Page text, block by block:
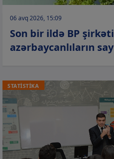
06 avq 2026, 15:09
Son bir ildə BP
azərbaycanlıların
STATİSTİKA